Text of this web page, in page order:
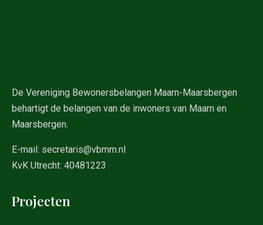
De Vereniging Bewonersbelangen Maarn-Maarsbergen
behartigt de belangen van de inwoners van Maarn en
Maarsbergen.
E-mail: secretaris@vbmm.nl
KvK Utrecht: 40481223
Projecten